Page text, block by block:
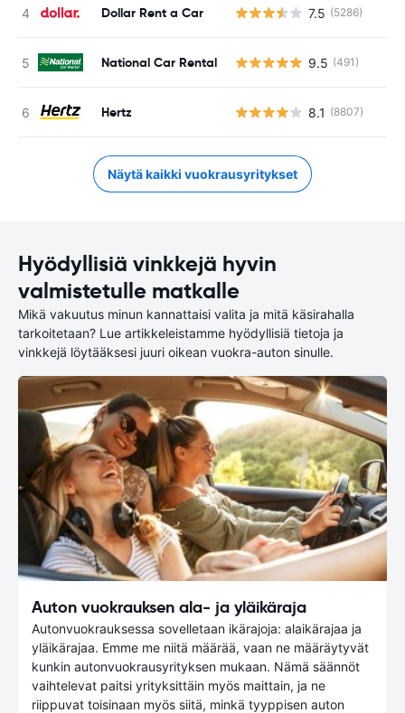
Dollar Rent a Car 7.5 (5286)
National Car Rental 9.5 (491)
Hertz 8.1 (8807)
Näytä kaikki vuokrausyritykset
Hyödyllisiä vinkkejä hyvin
valmistetulle matkalle
Mikä vakuutus minun kannattaisi valita ja mitä käsirahalla
tarkoitetaan? Lue artikkeleistamme hyödyllisiä tietoja ja
vinkkejä löytääksesi juuri oikean vuokra-auton sinulle.
Auton vuokrauksen ala- ja yläikäraja
Autonvuokrauksessa sovelletaan ikärajoja: alaikärajaa ja
yläikärajaa. Emme me niitä määrää, vaan ne määräytyvät
kunkin autonvuokrausyrityksen mukaan. Nämä säännöt
vaihtelevat paitsi yrityksittäin myös maittain, ja ne
riippuvat toisinaan myös siitä, minkä tyyppisen auton